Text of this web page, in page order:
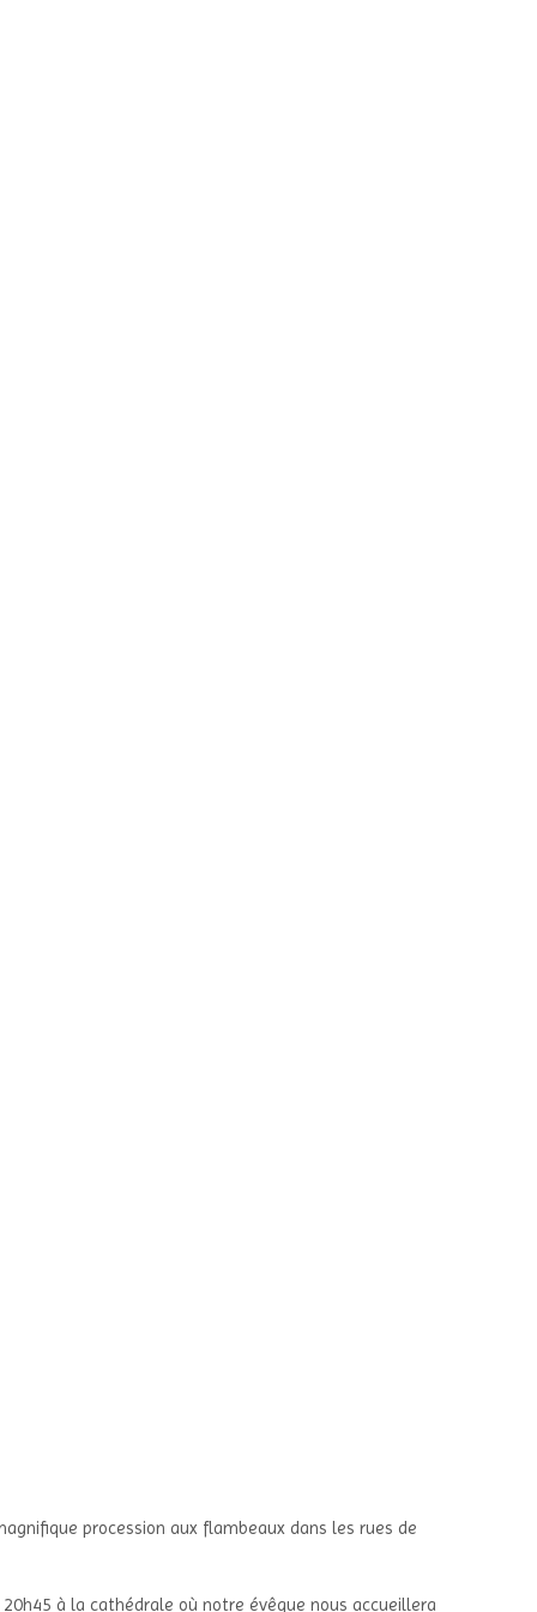
procession aux flambeaux dans les rues de
à la cathédrale où notre évêque nous accueillera